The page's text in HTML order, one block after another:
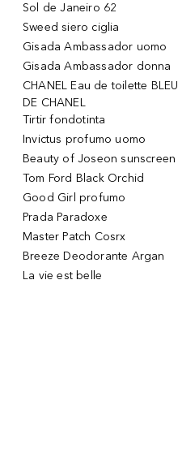
Sol de Janeiro 62
Sweed siero ciglia
Gisada Ambassador uomo
Gisada Ambassador donna
CHANEL Eau de toilette BLEU
DE CHANEL
Tirtir fondotinta
Invictus profumo uomo
Beauty of Joseon sunscreen
Tom Ford Black Orchid
Good Girl profumo
Prada Paradoxe
Master Patch Cosrx
Breeze Deodorante Argan
La vie est belle